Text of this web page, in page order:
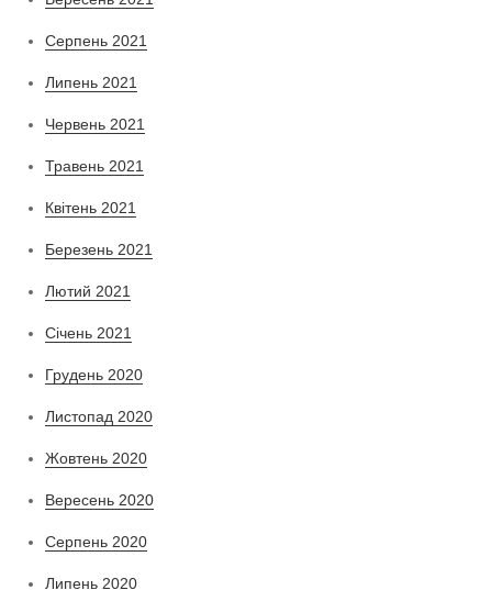
Серпень 2021
Липень 2021
Червень 2021
Травень 2021
Квітень 2021
Березень 2021
Лютий 2021
Січень 2021
Грудень 2020
Листопад 2020
Жовтень 2020
Вересень 2020
Серпень 2020
Липень 2020